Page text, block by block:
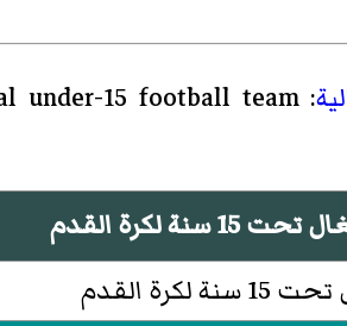
: Portugal national under-15 football team‏)، هو ممثل دولة
سنة لكرة القدم